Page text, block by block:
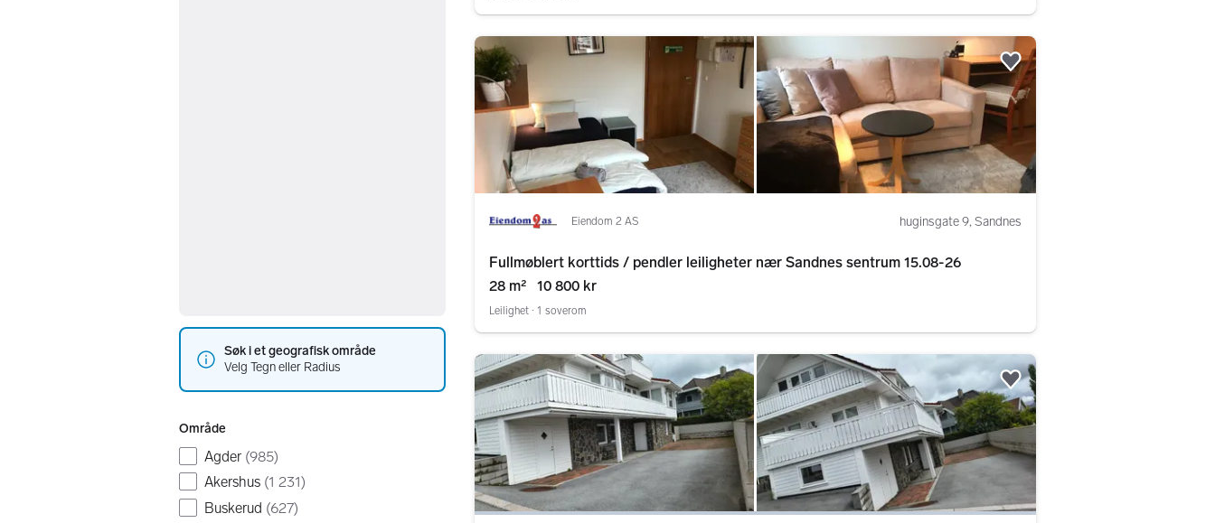
Søk i et geografisk område
Velg Tegn eller Radius
Område
Agder (985)
Akershus (1 231)
Buskerud (627)
Eiendom 2 AS
Fullmøblert korttids / pendler leiligheter nær Sandnes sentrum 15.08-26
huginsgate 9, Sandnes
28 m² 10 800 kr
Leilighet ∙ 1 soverom
Legg til som favoritt.
Legg til som favoritt.